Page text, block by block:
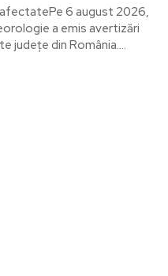
6 august 2026,
a emis avertizări
județe din România....